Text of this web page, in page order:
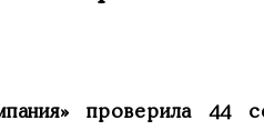
проверила 44